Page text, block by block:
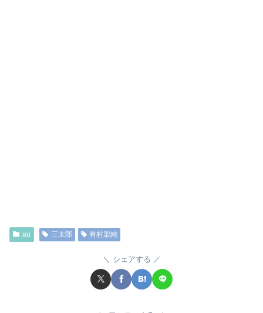
au 三太郎 有村架純
シェアする